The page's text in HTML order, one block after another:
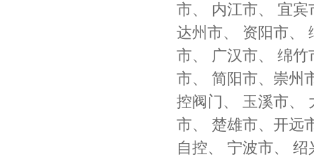
市、 内江市、 宜
达州市、 资阳市、
市、 广汉市、 绵
市、 简阳市、崇州
控阀门、 玉溪市、
市、 楚雄市、开远
自控、 宁波市、